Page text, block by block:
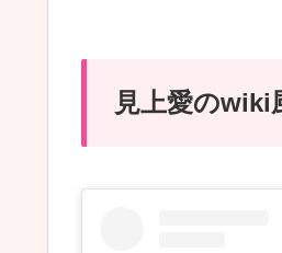
見上愛のwiki